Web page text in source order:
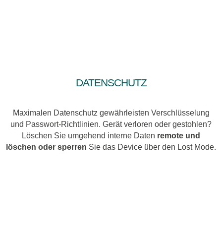
Datenschutz
Maximalen Datenschutz gewährleisten Verschlüsselung
und Passwort-Richtlinien. Gerät verloren oder gestohlen?
Löschen Sie umgehend interne Daten remote und
löschen oder sperren Sie das Device über den Lost Mode.